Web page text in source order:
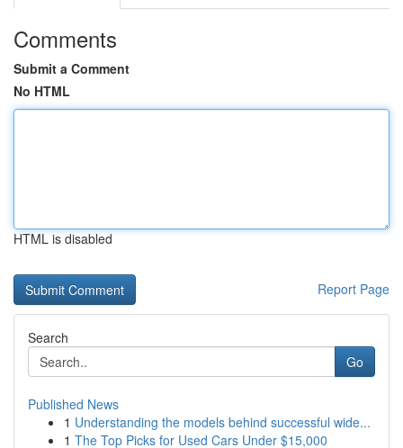
Comments
Submit a Comment
No HTML
HTML is disabled
Report Page
Search
Go
Published News
1 Understanding the models behind successful wide...
1 The Top Picks for Used Cars Under $15,000